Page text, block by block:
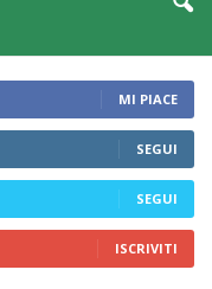
MI PIACE
SEGUI
SEGUI
ISCRIVITI